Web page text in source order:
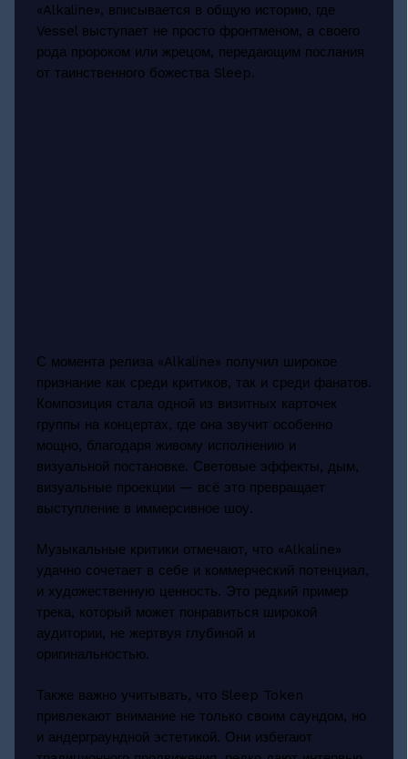
«Alkaline», вписывается в общую историю, где
Vessel выступает не просто фронтменом, а своего
рода пророком или жрецом, передающим послания
от таинственного божества Sleep.
С момента релиза «Alkaline» получил широкое
признание как среди критиков, так и среди фанатов.
Композиция стала одной из визитных карточек
группы на концертах, где она звучит особенно
мощно, благодаря живому исполнению и
визуальной постановке. Световые эффекты, дым,
визуальные проекции — всё это превращает
выступление в иммерсивное шоу.
Музыкальные критики отмечают, что «Alkaline»
удачно сочетает в себе и коммерческий потенциал,
и художественную ценность. Это редкий пример
трека, который может понравиться широкой
аудитории, не жертвуя глубиной и
оригинальностью.
Также важно учитывать, что Sleep Token
привлекают внимание не только своим саундом, но
и андерграундной эстетикой. Они избегают